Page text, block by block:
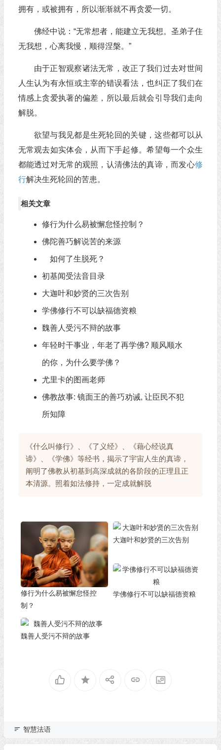
拥有，或被拥有，所以渐渐就不再贪爱一切。
佛经中说：“无常想者，能建立无我想。圣弟子住
无我想，心离我慢，顺得涅槃。”
由于正智观察诸法无常，改正了我们过去对世间
人生认为有永恒或主宰的错误看法，也纠正了我们在
情感上贪爱执著的偏差，所以最后就会引导我们走向
解脱。
欲望与我见都是生死轮回的关键，这些都可以从
无常观去如实体会，从而下手起修。希望每一个众生
都能透过对无常的观照，认清佛法的真谛，而发心修
行解决生死轮回的苦患。
相关文章
修行为什么易被懈怠怪控制？
佛陀善巧解说苦的来源
如何了生脱死？
初基闻受法音目录
大迦叶和妙贤的三次告别
学佛修行不可以缺福德资粮​
魏善人受污不辩的故事
年轻时干事业，年老了再学佛? 顺风顺水
的你，为什么要学佛？
尤里卡的图画老师
佛教故事: 镜面王的善巧劝诫, 让臣民不犯
所知障
《什么叫修行》、《了义经》、《藉心经说真
谛》、《学佛》等经书，揭示了宇宙人生的真谛，
阐明了佛教从初基到高深成就的各阶段的正理且正
本清源。照着如法修持，一定成就解脱
修行为什么易被懈怠怪控
制？
大迦叶和妙贤的三次告别
学佛修行不可以缺福德资粮​
魏善人受污不辩的故事
智慧法语